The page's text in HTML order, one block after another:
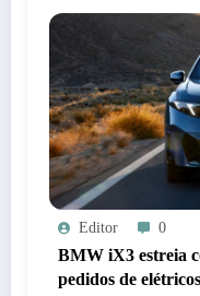
Editor 0
BMW iX3 estreia
pedidos de